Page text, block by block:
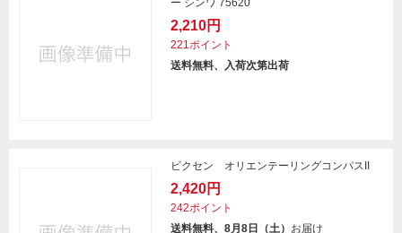
ー シンワ 75620
2,210円
221ポイント
送料無料、入荷次第出荷
ビクセン オリエンテーリングコンパスII
2,420円
242ポイント
送料無料、8月8日（土） お届け